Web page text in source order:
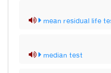
mean residual life
median test